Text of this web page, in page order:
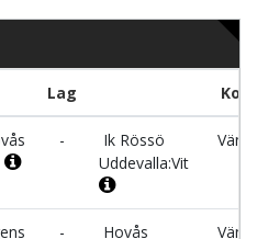
Lag
-
Ik Rössö
Uddevalla:Vit
-
Hovås